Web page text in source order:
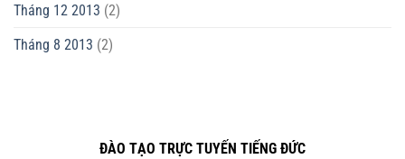
Tháng 12 2013 (2)
Tháng 8 2013 (2)
ĐÀO TẠO TRỰC TUYẾN TIẾNG ĐỨC